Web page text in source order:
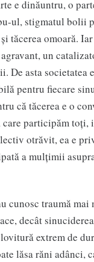
e dinăuntru, o
ul, stigmatul bolii
tăcerea omoară.
un
De asta societatea e
pentru fiecare
că tăcerea e o
participăm toți,
otrăvit, ea e
a mulțimii
cunosc traumă mai
decât
extrem de
lăsa răni adânci,